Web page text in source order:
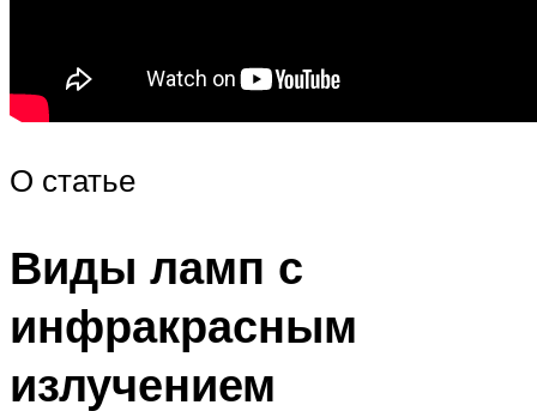
О статье
Виды ламп с
инфракрасным
излучением